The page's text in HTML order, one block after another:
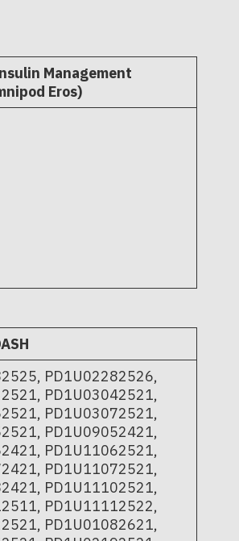
Management
Eros)
PD1U02282526,
PD1U03042521,
PD1U03072521,
PD1U09052421,
PD1U11062521,
PD1U11072521,
PD1U11102521,
PD1U11112522,
PD1U01082621,